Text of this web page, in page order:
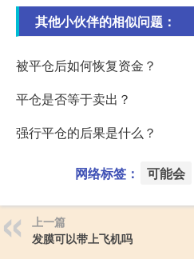
其他小伙伴的相似问题：
被平仓后如何恢复资金？
平仓是否等于卖出？
强行平仓的后果是什么？
网络标签： 可能会
上一篇
发膜可以带上飞机吗